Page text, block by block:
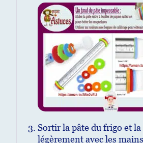
Sortir la pâte du frigo et
légèrement avec les